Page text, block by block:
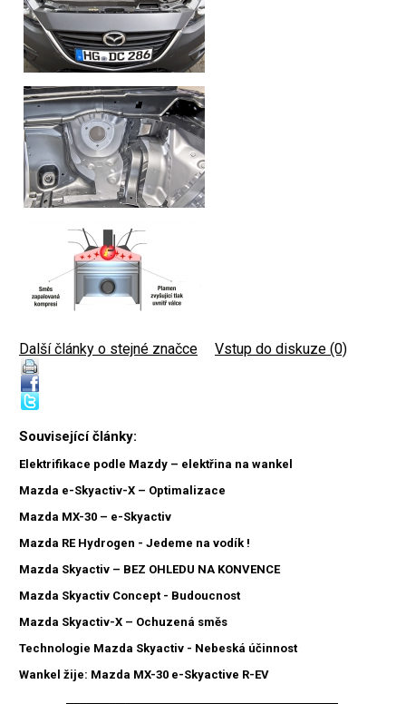
Další články o stejné značce Vstup do diskuze (0)
Související články:
Elektrifikace podle Mazdy – elektřina na wankel
Mazda e-Skyactiv-X – Optimalizace
Mazda MX-30 – e-Skyactiv
Mazda RE Hydrogen - Jedeme na vodík !
Mazda Skyactiv – BEZ OHLEDU NA KONVENCE
Mazda Skyactiv Concept - Budoucnost
Mazda Skyactiv-X – Ochuzená směs
Technologie Mazda Skyactiv - Nebeská účinnost
Wankel žije: Mazda MX-30 e-Skyactive R-EV